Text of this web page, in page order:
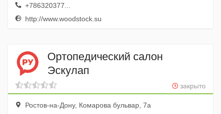
+786320377...
http://www.woodstock.su
Ортопедический салон
Эскулап
закрыто
Ростов-на-Дону, Комарова бульвар, 7а